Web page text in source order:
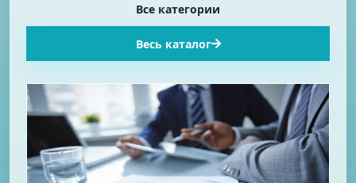
Все категории
Весь каталог